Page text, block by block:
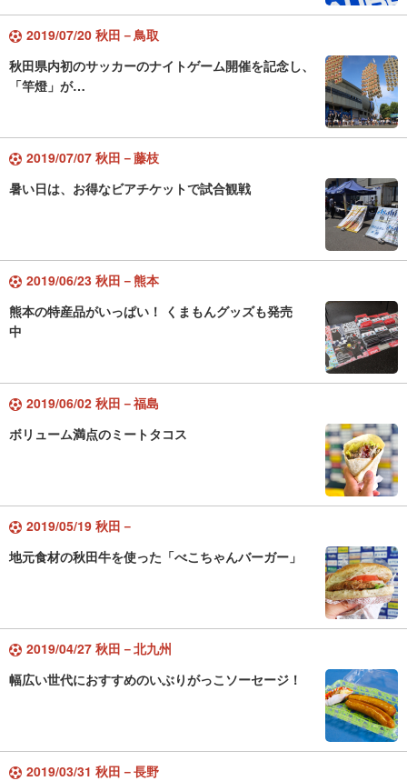
2019/07/20 秋田－鳥取
秋田県内初のサッカーのナイトゲーム開催を記念し、
「竿燈」が…
2019/07/07 秋田－藤枝
暑い日は、お得なビアチケットで試合観戦
2019/06/23 秋田－熊本
熊本の特産品がいっぱい！ くまもんグッズも発売
中
2019/06/02 秋田－福島
ボリューム満点のミートタコス
2019/05/19 秋田－
地元食材の秋田牛を使った「べこちゃんバーガー」
2019/04/27 秋田－北九州
幅広い世代におすすめのいぶりがっこソーセージ！
2019/03/31 秋田－長野